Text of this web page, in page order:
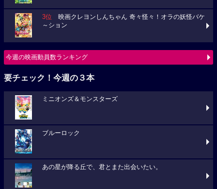
3位 映画クレヨンしんちゃん 奇々怪々！オラの妖怪バケ
～ション
今週の映画動員数ランキング
要チェック！今週の３本
ミニオンズ＆モンスターズ
ブルーロック
あの星が降る丘で、君とまた出会いたい。